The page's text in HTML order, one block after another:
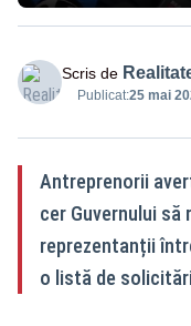
Scris de
Publicat:25 mai
Antreprenorii
cer Guvernului să
reprezentanții
o listă de